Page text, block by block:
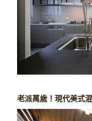
老派萬歲！現代美式